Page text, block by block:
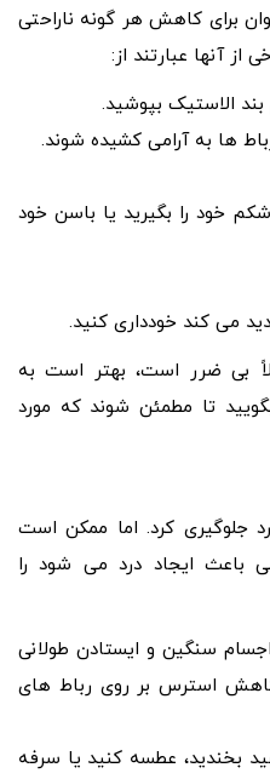
برای کاهش هر گونه ناراحتی
از آنها عبارتند از:
الاستیک بپوشید.
ها به آرامی کشیده شوند.
خود را بگیرید یا باسن خود
می کند خودداری کنید.
بی ضرر است، بهتر است به
تا مطمئن شوند که مورد
جلوگیری کرد. اما ممکن است
باعث ایجاد درد می شود را
اجسام سنگین و ایستادن طولانی
استرس بر روی رباط های
بخندید، عطسه کنید یا سرفه